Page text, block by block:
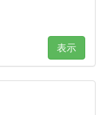
表示